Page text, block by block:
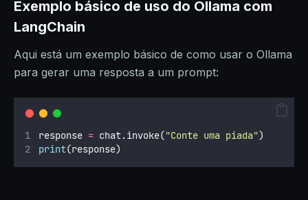
Exemplo básico de uso do Ollama com
LangChain
Aqui está um exemplo básico de como usar o Ollama
para gerar uma resposta a um prompt:
response = chat.invoke("Conte uma piada")
print(response)